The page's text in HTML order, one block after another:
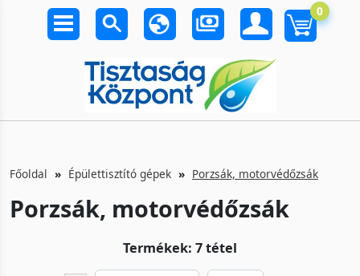
0
Főoldal Épülettisztító gépek Porzsák, motorvédőzsák
Porzsák, motorvédőzsák
Termékek: 7 tétel